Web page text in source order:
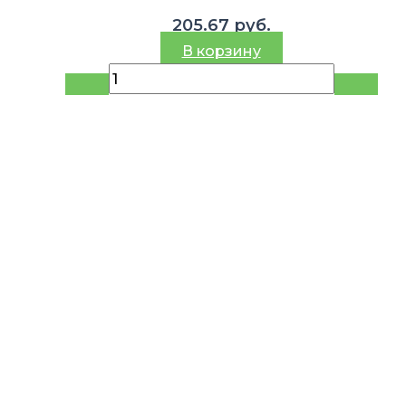
205.67 руб.
В корзину